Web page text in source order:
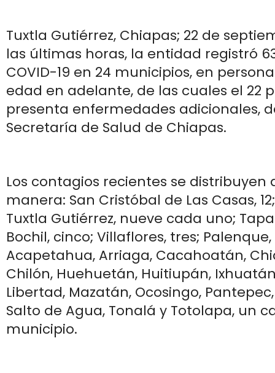
Tuxtla Gutiérrez, Chiapas; 22 de
las últimas horas, la entidad registró
COVID-19 en 24 municipios, en
edad en adelante, de las cuales el 22
presenta enfermedades adicionales,
Secretaría de Salud de Chiapas.
Los contagios recientes se distribuyen
manera: San Cristóbal de Las Casas,
Tuxtla Gutiérrez, nueve cada uno;
Bochil, cinco; Villaflores, tres; Palenque,
Acapetahua, Arriaga, Cacahoatán,
Chilón, Huehuetán, Huitiupán,
Libertad, Mazatán, Ocosingo,
Salto de Agua, Tonalá y Totolapa, un
municipio.